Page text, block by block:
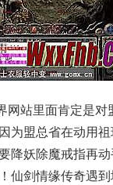
网站里面肯定是对
为盟总省在动用
降妖除魔戒指再
仙剑情缘传奇遇